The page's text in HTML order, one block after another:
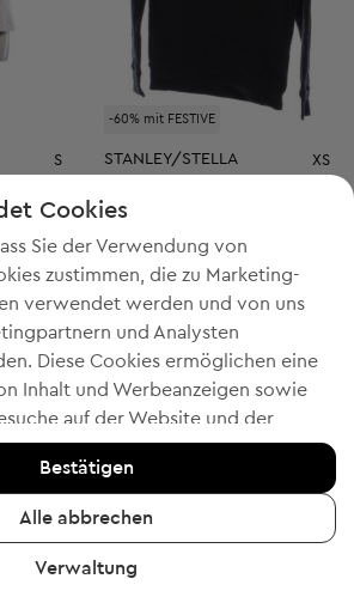
S
-60% mit FESTIVE
STANLEY/STELLA XS
€ 5,69
Unverbindliche Preisempfehlung:
RRP € 19,00 (-70%)
5
Cookies
Sie der Verwendung von
zustimmen, die zu Marketing-
verwendet werden und von uns
und Analysten
Diese Cookies ermöglichen eine
Inhalt und Werbeanzeigen sowie
auf der Website und der
die uns helfen, Ihnen
die Ihnen gefallen könnten. Wenn Sie
bestätigen Sie dies bitte, indem Sie
ich stimme zu" klicken.
zu erhalten, klicken Sie bitte
Bestätigen
Alle abbrechen
Verwaltung